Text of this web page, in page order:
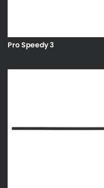
Pro Speedy 3